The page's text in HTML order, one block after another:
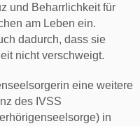
und Beharrlichkeit für
am Leben ein.
dadurch, dass sie
nicht verschweigt.
eine weitere
des IVSS
in